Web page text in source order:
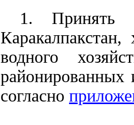
1. Принять
водного
районированных
согласно